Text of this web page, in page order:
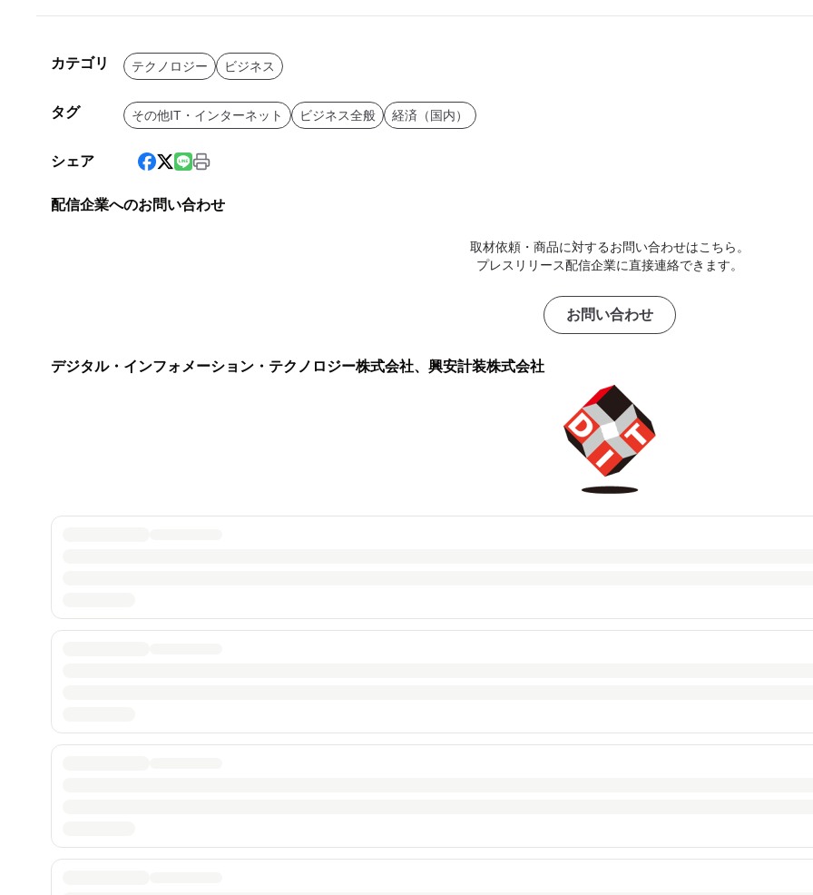
カテゴリ テクノロジー ビジネス
タグ その他IT・インターネット ビジネス全般 経済（国内）
シェア
配信企業へのお問い合わせ
取材依頼・商品に対するお問い合わせはこちら。
プレスリリース配信企業に直接連絡できます。
お問い合わせ
デジタル・インフォメーション・テクノロジー株式会社、興安計装株式会社